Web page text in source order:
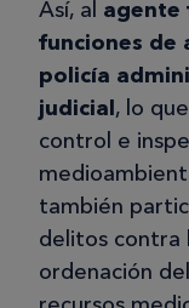
Así, al agente
funciones de
policía
judicial, lo
control e
también
delitos contra
ordenación